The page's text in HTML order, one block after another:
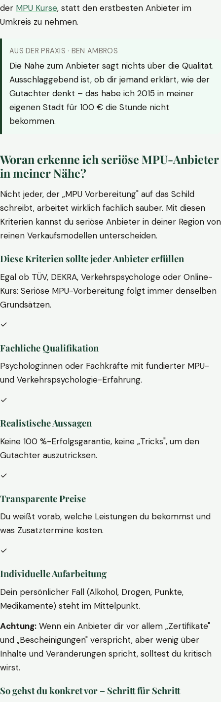
der MPU Kurse, statt den erstbesten Anbieter im
Umkreis zu nehmen.
AUS DER PRAXIS · BEN AMBROS
Die Nähe zum Anbieter sagt nichts über die Qualität.
Ausschlaggebend ist, ob dir jemand erklärt, wie der
Gutachter denkt – das habe ich 2015 in meiner
eigenen Stadt für 100 € die Stunde nicht
bekommen.
Woran erkenne ich seriöse MPU-Anbieter
in meiner Nähe?
Nicht jeder, der „MPU Vorbereitung" auf das Schild
schreibt, arbeitet wirklich fachlich sauber. Mit diesen
Kriterien kannst du seriöse Anbieter in deiner Region von
reinen Verkaufsmodellen unterscheiden.
Diese Kriterien sollte jeder Anbieter erfüllen
Egal ob TÜV, DEKRA, Verkehrspsychologe oder Online-
Kurs: Seriöse MPU-Vorbereitung folgt immer denselben
Grundsätzen.
✓
Fachliche Qualifikation
Psycholog:innen oder Fachkräfte mit fundierter MPU-
und Verkehrspsychologie-Erfahrung.
✓
Realistische Aussagen
Keine 100 %-Erfolgsgarantie, keine „Tricks", um den
Gutachter auszutricksen.
✓
Transparente Preise
Du weißt vorab, welche Leistungen du bekommst und
was Zusatztermine kosten.
✓
Individuelle Aufarbeitung
Dein persönlicher Fall (Alkohol, Drogen, Punkte,
Medikamente) steht im Mittelpunkt.
Achtung: Wenn ein Anbieter dir vor allem „Zertifikate"
und „Bescheinigungen" verspricht, aber wenig über
Inhalte und Veränderungen spricht, solltest du kritisch
wirst.
So gehst du konkret vor – Schritt für Schritt